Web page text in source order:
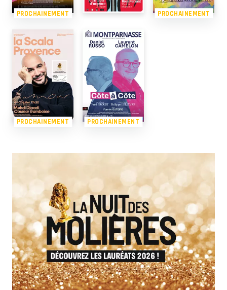
PROCHAINEMENT PROCHAINEMENT
PROCHAINEMENT PROCHAINEMENT